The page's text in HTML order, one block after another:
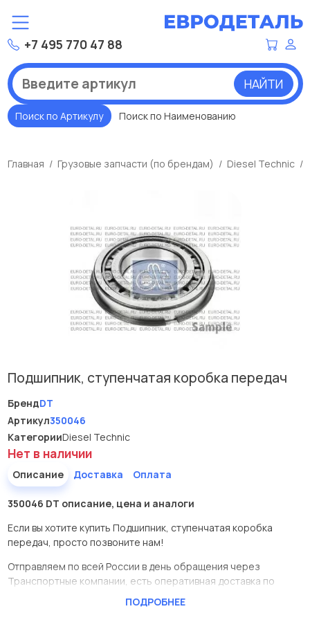
+7 495 770 47 88
НАЙТИ
Поиск по Артикулу Поиск по Наименованию
Главная Грузовые запчасти (по брендам) Diesel Technic
Подшипник, ступенчатая коробка передач
БрендDT
Артикул350046
КатегорииDiesel Technic
Нет в наличии
Описание Доставка Оплата
350046 DT описание, цена и аналоги
Если вы хотите купить Подшипник, ступенчатая коробка
передач, просто позвоните нам!
Отправляем по всей России в день обращения через
Транспортные компании, есть оперативная доставка по
ПОДРОБНЕЕ